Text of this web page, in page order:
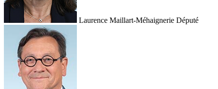
Laurence Maillart-Méhaignerie Député